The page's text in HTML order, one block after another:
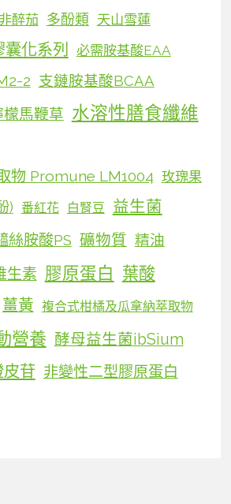
醉茄 多酚類 天山雪蓮
囊化系列 必需胺基酸EAA
2 支鏈胺基酸BCAA
檬馬鞭草 水溶性膳食纖維
物 Promune LM1004 玫瑰果
) 番紅花 白腎豆 益生菌
絲胺酸PS 礦物質 精油
生素 膠原蛋白 葉酸
薑黃 複合式柑橘及瓜拿納萃取物
營養 酵母益生菌ibSium
皮苷 非變性二型膠原蛋白